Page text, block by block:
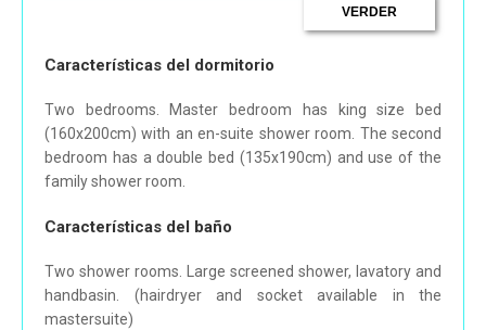
Características del dormitorio
Two bedrooms. Master bedroom has king size bed
(160x200cm) with an en-suite shower room. The second
bedroom has a double bed (135x190cm) and use of the
family shower room.
Características del baño
Two shower rooms. Large screened shower, lavatory and
handbasin. (hairdryer and socket available in the
mastersuite)